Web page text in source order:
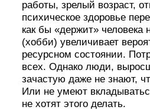
работы, зрелый возраст,
психическое здоровье
как бы «держит»
(хобби) увеличивает
ресурсном состоянии.
всех. Однако люди,
зачастую даже не знают,
Или не умеют
не хотят этого делать.